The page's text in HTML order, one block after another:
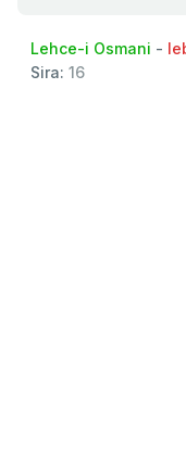
Lehce-i Osmani -
Sira: 16